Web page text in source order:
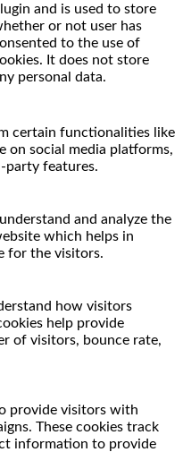
and is used to store
or not user has
to the use of
It does not store
personal data.
certain functionalities like
on social media platforms,
party features.
and analyze the
which helps in
for the visitors.
how visitors
help provide
of visitors, bounce rate,
provide visitors with
These cookies track
information to provide